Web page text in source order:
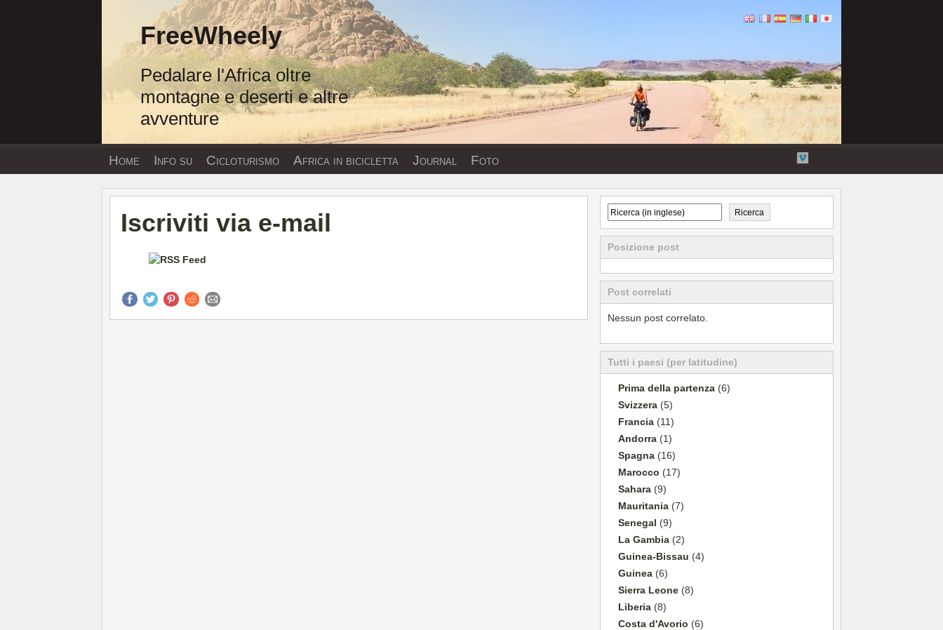
FreeWheely
Pedalare l'Africa oltre
montagne e deserti e altre
avventure
Home Info su Cicloturismo Africa in bicicletta Journal Foto
Collegamenti
Vimeo
Iscriviti via e-mail Ricerca
Posizione post
Post correlati
Nessun post correlato.
Tutti i paesi (per latitudine)
Prima della partenza(6)
Svizzera(5)
Francia(11)
Andorra(1)
Spagna(16)
Marocco (17)
Sahara(9)
Mauritania(7)
Senegal (9)
La Gambia(2)
Guinea-Bissau (4)
Guinea(6)
Sierra Leone(8)
Liberia(8)
Costa d'Avorio (6)